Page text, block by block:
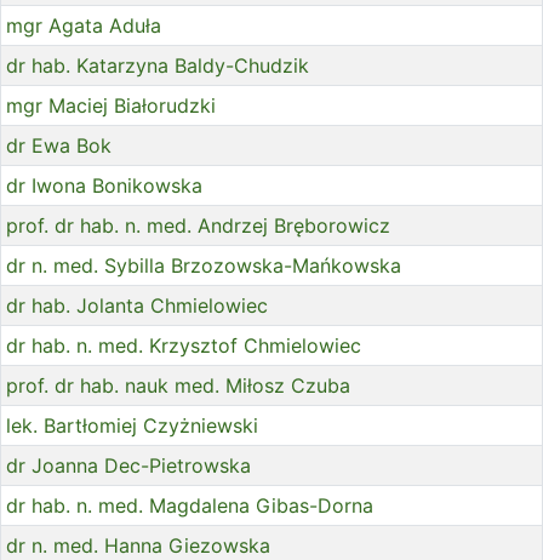
mgr Agata Aduła
dr hab. Katarzyna Baldy-Chudzik
mgr Maciej Białorudzki
dr Ewa Bok
dr Iwona Bonikowska
prof. dr hab. n. med. Andrzej Bręborowicz
dr n. med. Sybilla Brzozowska-Mańkowska
dr hab. Jolanta Chmielowiec
dr hab. n. med. Krzysztof Chmielowiec
prof. dr hab. nauk med. Miłosz Czuba
lek. Bartłomiej Czyżniewski
dr Joanna Dec-Pietrowska
dr hab. n. med. Magdalena Gibas-Dorna
dr n. med. Hanna Giezowska